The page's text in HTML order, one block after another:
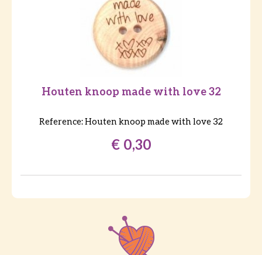
Houten knoop made with love 32
Reference:Houten knoop made with love 32
€ 0,30